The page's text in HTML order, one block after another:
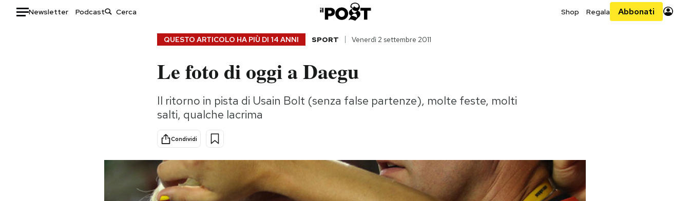
Newsletter Podcast Shop Regala Abbonati
Consumismi
Storie/Idee
Ok Boomer!
Media
Altrecose
QUESTO ARTICOLO HA PIÙ DI 14 ANNI SPORT Venerdì 2 settembre 2011
Le foto di oggi a Daegu
Il ritorno in pista di Usain Bolt (senza false partenze), molte feste, molti
salti, qualche lacrima
Condividi